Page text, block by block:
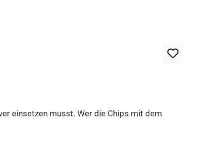
einsetzen musst. Wer die Chips mit dem